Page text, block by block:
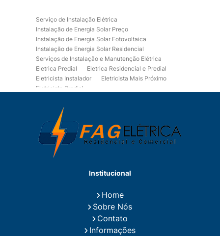
Serviço de Instalação Elétrica
Instalação de Energia Solar Preço
Instalação de Energia Solar Fotovoltaica
Instalação de Energia Solar Residencial
Serviços de Instalação e Manutenção Elétrica
Eletrica Predial
Eletrica Residencial e Predial
Eletricista Instalador
Eletricista Mais Próximo
Eletricista Predial
Eletricista Residencial
Eletricista Residencial E Predial
Eletricistas de Manutenção
Empresa de Instalações Elétricas
Empresa de Manutenção Eletrica
Empresa de Prestação de Serviços Eletricos
Fiação para Instalação Eletrica Residencial
Instalação de Energia Solar Residencial Preço
Instalação de Painel Solar
Instalação de Placa Solar
Instalação de Sistema Fotovoltaico
Institucional
Home
Sobre Nós
Contato
Informações